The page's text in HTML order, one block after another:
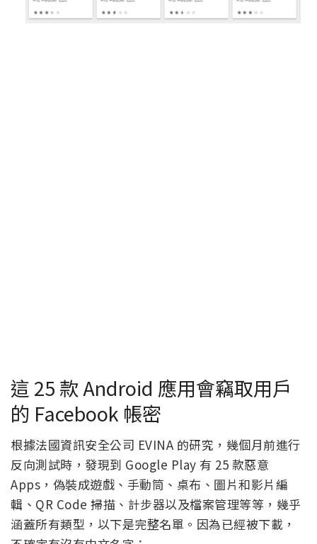
這 25 款 Android 應用會竊取用戶
的 Facebook 帳密
根據法國資訊安全公司 EVINA 的研究，幾個月前進行
反向測試時，發現到 Google Play 有 25 款惡意
Apps，偽裝成遊戲、手動筒、桌布、圖片和影片編
輯、QR Code 掃描、計步器以及檔案管理等等，幾乎
涵蓋所有類型，以下是完整名單。因為已經被下載，